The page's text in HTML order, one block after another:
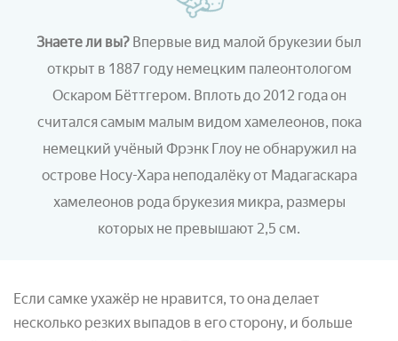
Знаете ли вы? Впервые вид малой брукезии был
открыт в 1887 году немецким палеонтологом
Оскаром Бёттгером. Вплоть до 2012 года он
считался самым малым видом хамелеонов, пока
немецкий учёный Фрэнк Глоу не обнаружил на
острове Носу-Хара неподалёку от Мадагаскара
хамелеонов рода брукезия микра, размеры
которых не превышают 2,5 см.
Если самке ухажёр не нравится, то она делает
несколько резких выпадов в его сторону, и больше